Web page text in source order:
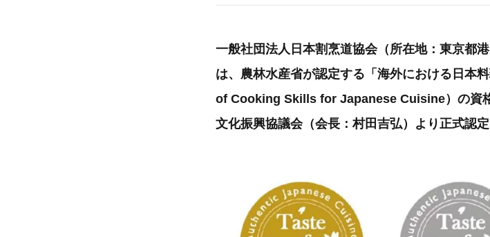
一般社団法人日本割烹道協会（所在地：東京都
は、農林水産省が認定する「海外における日本
of Cooking Skills for Japanese Cuisine）の資
文化振興協議会（会長：村田吉弘）より正式認定